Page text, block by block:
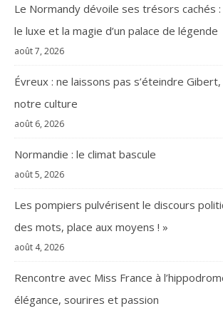
Le Normandy dévoile ses trésors cachés
le luxe et la magie d’un palace de légende
août 7, 2026
Évreux : ne laissons pas s’éteindre
notre culture
août 6, 2026
Normandie : le climat bascule
août 5, 2026
Les pompiers pulvérisent le discours
des mots, place aux moyens ! »
août 4, 2026
Rencontre avec Miss France à
élégance, sourires et passion